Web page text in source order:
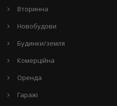
Вторинна
Новобудови
Будинки/земля
Комерційна
Оренда
Гаражі